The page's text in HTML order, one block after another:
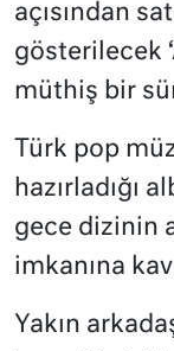
açısından
gösterilecek
müthiş bir
Türk pop
hazırladığı
gece dizinin
imkanına
Yakın